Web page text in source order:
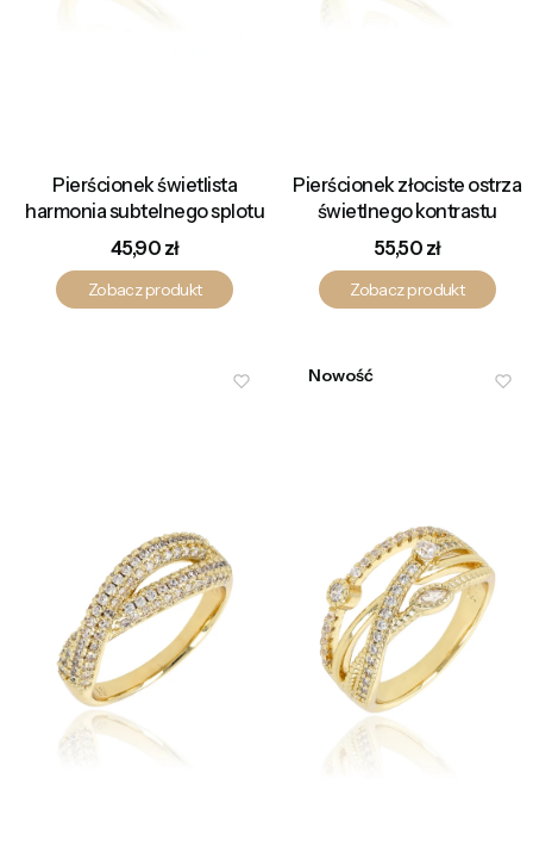
Pierścionek świetlista
harmonia subtelnego splotu
Cena
45,90 zł
Zobacz produkt
Pierścionek złociste ostrza
świetlnego kontrastu
Cena
55,50 zł
Zobacz produkt
Nowość